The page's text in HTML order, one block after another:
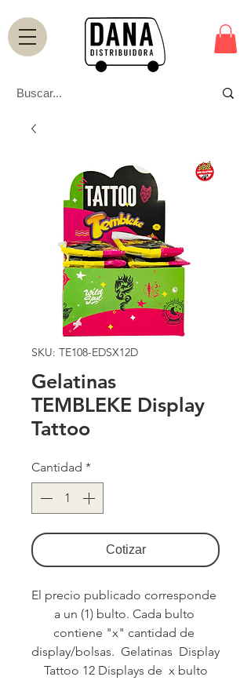
SKU: TE108-EDSX12D
Gelatinas
TEMBLEKE Display
Tattoo
Cantidad *
Cotizar
El precio publicado corresponde
a un (1) bulto. Cada bulto
contiene "x" cantidad de
display/bolsas.  Gelatinas  Display
Tattoo 12 Displays de  x bulto